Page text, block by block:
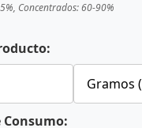
Concentrados: 60-90%
Consumo: